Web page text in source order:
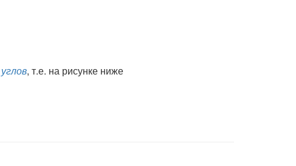
углов, т.е. на рисунке ниже